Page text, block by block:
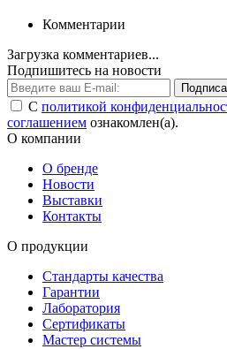
Комментарии
Загрузка комментариев...
Подпишитесь на новости
С политикой
соглашением ознакомлен(а).
О компании
О бренде
Новости
Выставки
Контакты
О продукции
Стандарты качества
Гарантии
Лаборатория
Сертификаты
Мастер системы